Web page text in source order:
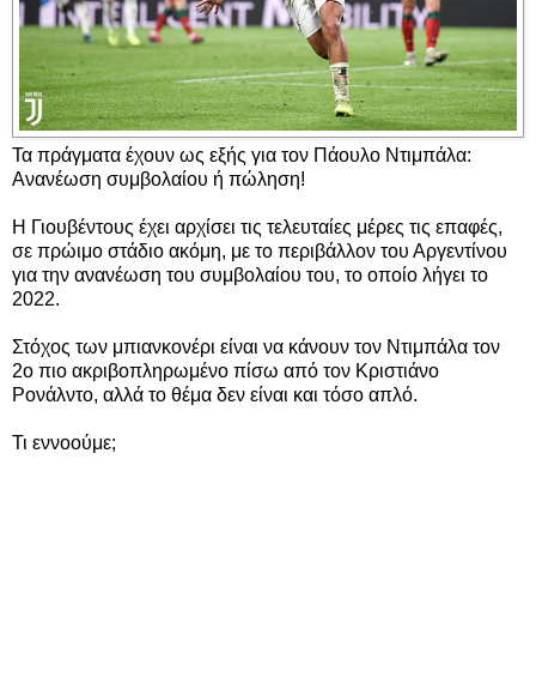
Τα πράγματα έχουν ως εξής για τον Πάουλο Ντιμπάλα:
Ανανέωση συμβολαίου ή πώληση!
Η Γιουβέντους έχει αρχίσει τις τελευταίες μέρες τις επαφές,
σε πρώιμο στάδιο ακόμη, με το περιβάλλον του Αργεντίνου
για την ανανέωση του συμβολαίου του, το οποίο λήγει το
2022.
Στόχος των μπιανκονέρι είναι να κάνουν τον Ντιμπάλα τον
2ο πιο ακριβοπληρωμένο πίσω από τον Κριστιάνο
Ρονάλντο, αλλά το θέμα δεν είναι και τόσο απλό.
Τι εννοούμε;